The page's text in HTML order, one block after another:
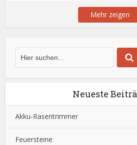
Mehr zeigen
Neueste
Akku‑Rasentrimmer
Feuersteine